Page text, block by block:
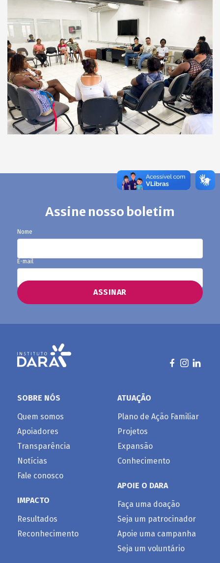
Assine nosso boletim
Nome
E-mail
SOBRE NÓS
Quem somos
Apoiadores
Transparência
Notícias
Fale conosco
IMPACTO
Resultados
Reconhecimento
ATUAÇÃO
Plano de Ação Familiar
Projetos
Expansão
Conhecimento
APOIE O DARA
Faça uma doação
Seja um patrocinador
Apoie uma campanha
Seja um voluntário